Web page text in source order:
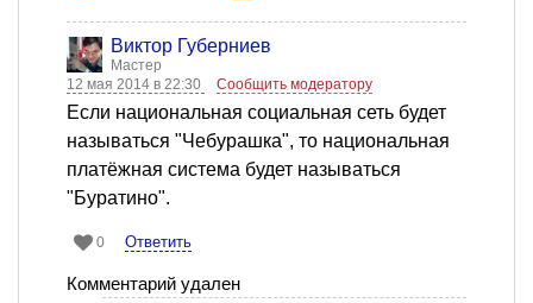
Виктор Губерниев
Мастер
12 мая 2014 в 22:30
Сообщить модератору
Если национальная социальная сеть будет
называться "Чебурашка", то национальная
платёжная система будет называться
"Буратино".
0 Ответить
Комментарий удален